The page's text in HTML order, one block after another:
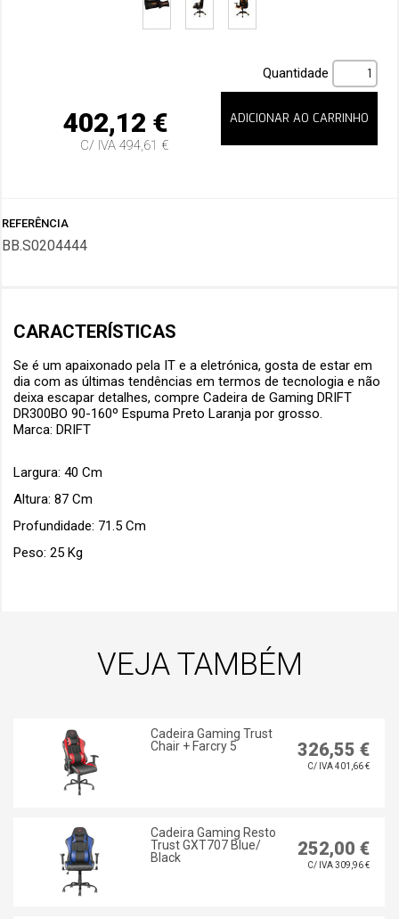
402,12 €
C/ IVA 494,61 €
Quantidade
REFERÊNCIA
BB.S0204444
CARACTERÍSTICAS
Se é um apaixonado pela IT e a eletrónica, gosta de estar em
dia com as últimas tendências em termos de tecnologia e não
deixa escapar detalhes, compreCadeira de Gaming DRIFT
DR300BO 90-160º Espuma Preto Laranja por grosso.
Marca: DRIFT
Largura: 40 Cm
Altura: 87 Cm
Profundidade: 71.5 Cm
Peso: 25 Kg
VEJA TAMBÉM
Cadeira Gaming Trust
Chair + Farcry 5
326,55 €
C/ IVA 401,66 €
Cadeira Gaming Resto
Trust GXT707 Blue/
Black
252,00 €
C/ IVA 309,96 €